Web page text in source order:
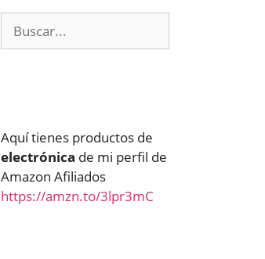
Aquí tienes productos de
electrónica de mi perfil de
Amazon Afiliados
https://amzn.to/3lpr3mC